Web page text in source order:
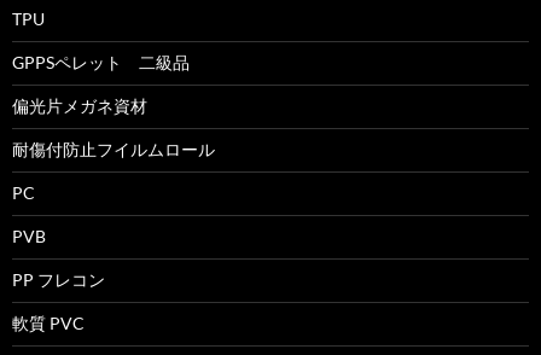
TPU
GPPSペレット 二級品
偏光片メガネ資材
耐傷付防止フイルムロール
PC
PVB
PP フレコン
軟質 PVC